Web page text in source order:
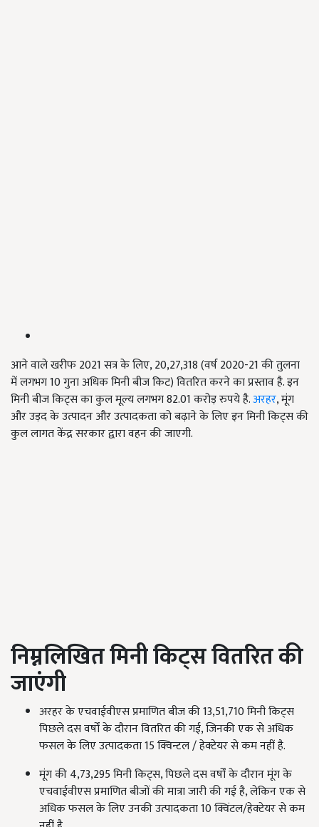
आने वाले खरीफ 2021 सत्र के लिए, 20,27,318 (वर्ष 2020-21 की तुलना
में लगभग 10 गुना अधिक मिनी बीज किट) वितरित करने का प्रस्ताव है. इन
मिनी बीज किट्स का कुल मूल्य लगभग 82.01 करोड़ रुपये है.अरहर, मूंग
और उड़द के उत्पादन और उत्पादकता को बढ़ाने के लिए इन मिनी किट्स की
कुल लागत केंद्र सरकार द्वारा वहन की जाएगी.
निम्नलिखित मिनी किट्स वितरित की
जाएंगी
अरहर के एचवाईवीएस प्रमाणित बीज की 13,51,710 मिनी किट्स
पिछले दस वर्षों के दौरान वितरित की गई, जिनकी एक से अधिक
फसल के लिए उत्पादकता 15 क्विन्टल / हेक्टेयर से कम नहीं है.
मूंग की 4,73,295 मिनी किट्स, पिछले दस वर्षों के दौरान मूंग के
एचवाईवीएस प्रमाणित बीजों की मात्रा जारी की गई है, लेकिन एक से
अधिक फसल के लिए उनकी उत्पादकता 10 क्विंटल/हेक्टेयर से कम